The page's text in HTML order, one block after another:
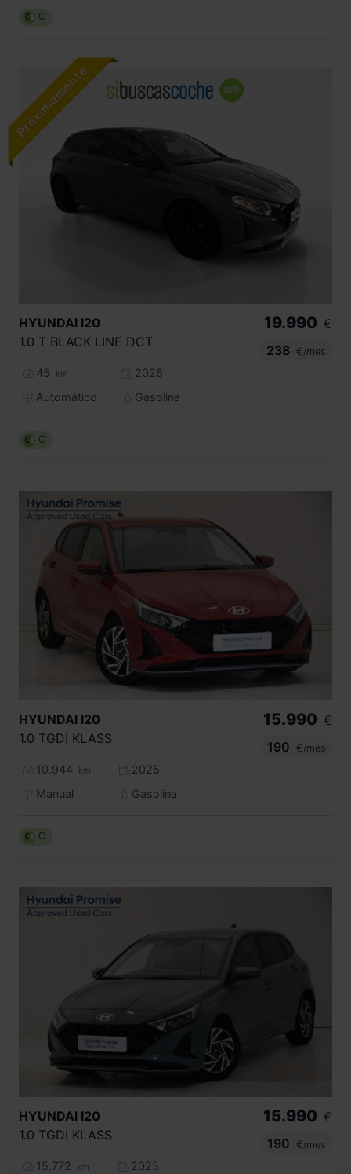
C
HYUNDAI I20
1.0 T BLACK LINE DCT
45 km
2026
Automático
Gasolina
19.990 €
238
€/mes
C
HYUNDAI I20
1.0 TGDI KLASS
10.944 km
2025
Manual
Gasolina
15.990 €
190
€/mes
C
HYUNDAI I20
1.0 TGDI KLASS
15.772 km
2025
15.990 €
190
€/mes